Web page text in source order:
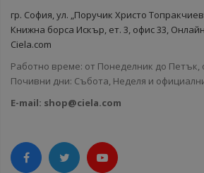
гр. София, ул. „Поручик Христо
Книжна борса Искър, ет. 3, офис 33,
Ciela.com
Работно време: от Понеделник до Петък,
Почивни дни: Събота, Неделя и
E-mail: shop@ciela.com